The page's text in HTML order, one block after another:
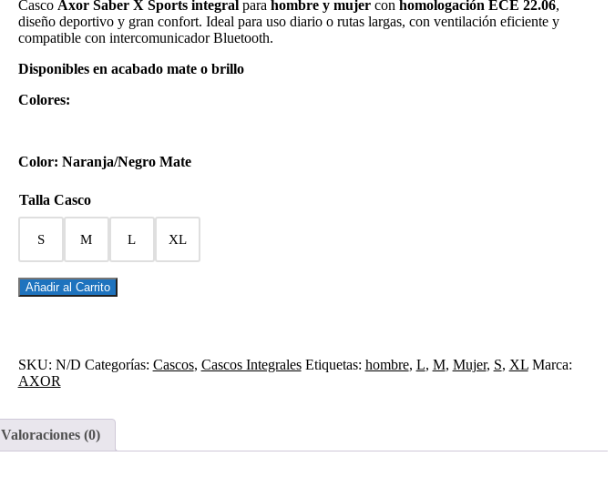
original
era:
110,00€.
actual
es:
93,50€.
Casco Axor Saber X Sports integralpara hombre y mujercon homologación ECE 22.06,
diseño deportivo y gran confort. Ideal para uso diario o rutas largas, con ventilación eficiente y
compatible con intercomunicador Bluetooth.
Disponibles en acabado mate o brillo
Colores:
Color: Naranja/Negro Mate
Talla Casco
S M L XL
CASCO
INTEGRAL
NEGRO
NARANJA
cantidad
Añadir al Carrito
SKU: N/D Categorías: Cascos, Cascos Integrales Etiquetas: hombre, L, M, Mujer, S, XL Marca:
AXOR
Valoraciones (0)